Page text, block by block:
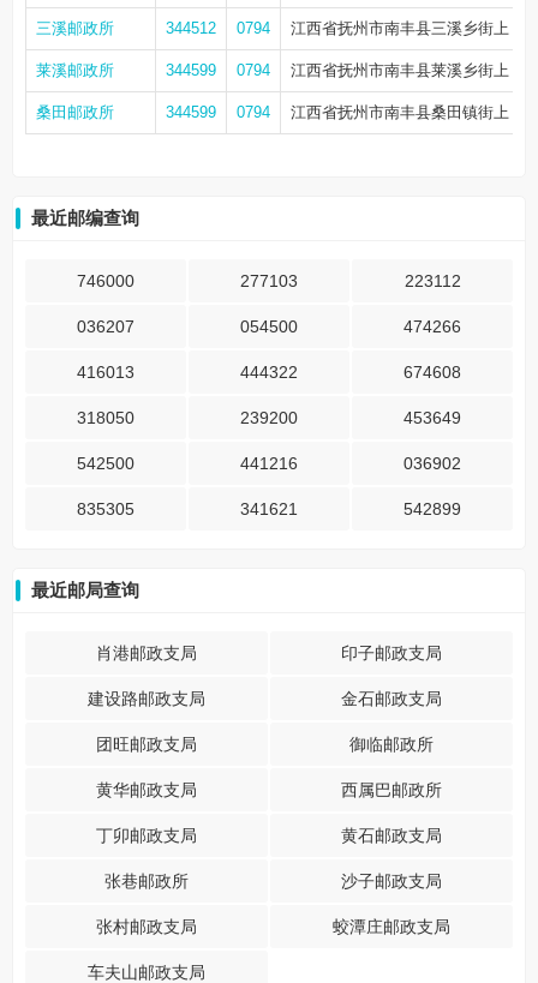
三溪邮政所 344512 0794 江西省抚州市南丰县三溪乡街上
莱溪邮政所 344599 0794 江西省抚州市南丰县莱溪乡街上
桑田邮政所 344599 0794 江西省抚州市南丰县桑田镇街上
最近邮编查询
746000 277103 223112
036207 054500 474266
416013 444322 674608
318050 239200 453649
542500 441216 036902
835305 341621 542899
最近邮局查询
肖港邮政支局 印子邮政支局
建设路邮政支局 金石邮政支局
团旺邮政支局 御临邮政所
黄华邮政支局 西属巴邮政所
丁卯邮政支局 黄石邮政支局
张巷邮政所 沙子邮政支局
张村邮政支局 蛟潭庄邮政支局
车夫山邮政支局